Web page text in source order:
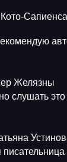
Кото-
Желязны
слушать это